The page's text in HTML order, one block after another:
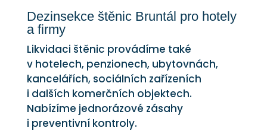
Dezinsekce štěnic Bruntál pro hotely
a firmy
Likvidaci štěnic provádíme také
v hotelech, penzionech, ubytovnách,
kancelářích, sociálních zařízeních
i dalších komerčních objektech.
Nabízíme jednorázové zásahy
i preventivní kontroly.